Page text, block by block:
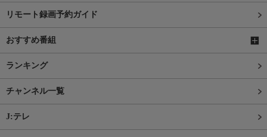
リモート録画予約ガイド
おすすめ番組
ランキング
チャンネル一覧
J:テレ